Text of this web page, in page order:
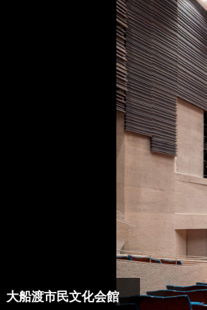
大船渡市民文化会館